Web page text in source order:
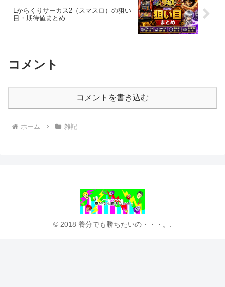
Lからくりサーカス2（スマスロ）の狙い
目・期待値まとめ
コメント
コメントを書き込む
ホーム 雑記
© 2018 養分でも勝ちたいの・・・。.